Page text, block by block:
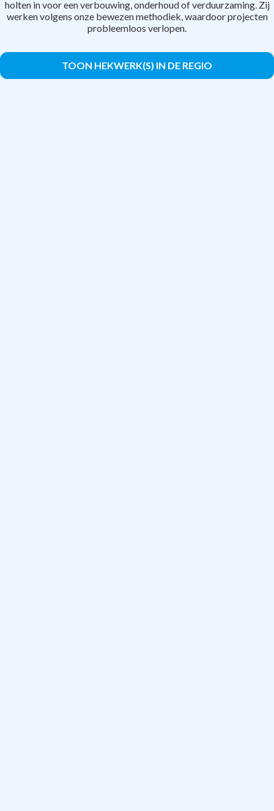
holten in voor een verbouwing, onderhoud of verduurzaming. Zij
werken volgens onze bewezen methodiek, waardoor projecten
probleemloos verlopen.
TOON HEKWERK(S) IN DE REGIO